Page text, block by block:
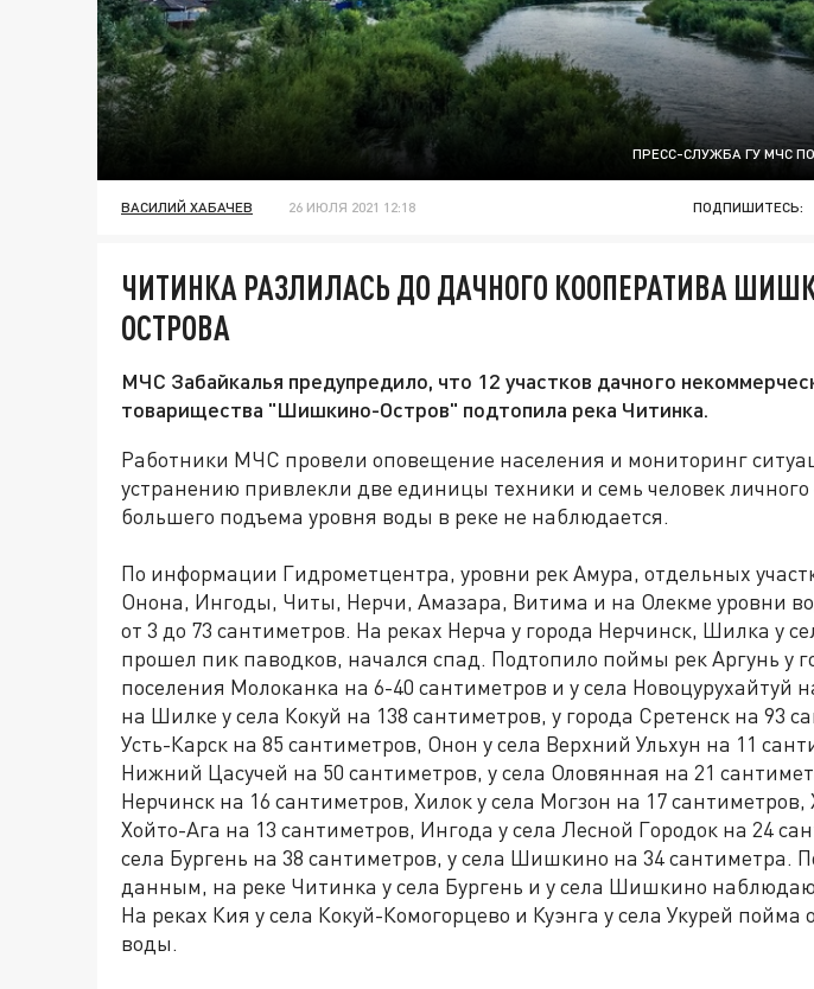
ПРЕСС-СЛУЖБА ГУ МЧС
ВАСИЛИЙ ХАБАЧЕВ 26 ИЮЛЯ 2021 12:18 ПОДПИШИТЕСЬ:
ЧИТИНКА РАЗЛИЛАСЬ ДО ДАЧНОГО КООПЕРАТИВА
ОСТРОВА
МЧС Забайкалья предупредило, что 12 участков дачного
товарищества "Шишкино-Остров" подтопила река Читинка.
Работники МЧС провели оповещение населения и мониторинг
устранению привлекли две единицы техники и семь человек личного
большего подъема уровня воды в реке не наблюдается.
По информации Гидрометцентра, уровни рек Амура, отдельных
Онона, Ингоды, Читы, Нерчи, Амазара, Витима и на Олекме уровни
от 3 до 73 сантиметров. На реках Нерча у города Нерчинск, Шилка у
прошел пик паводков, начался спад. Подтопило поймы рек Аргунь у
поселения Молоканка на 6-40 сантиметров и у села Новоцурухайтуй
на Шилке у села Кокуй на 138 сантиметров, у города Сретенск на 93
Усть-Карск на 85 сантиметров, Онон у села Верхний Ульхун на 11
Нижний Цасучей на 50 сантиметров, у села Оловянная на 21
Нерчинск на 16 сантиметров, Хилок у села Могзон на 17 сантиметров,
Хойто-Ага на 13 сантиметров, Ингода у села Лесной Городок на 24
села Бургень на 38 сантиметров, у села Шишкино на 34 сантиметра.
данным, на реке Читинка у села Бургень и у села Шишкино
На реках Кия у села Кокуй-Комогорцево и Куэнга у села Укурей пойма
воды.